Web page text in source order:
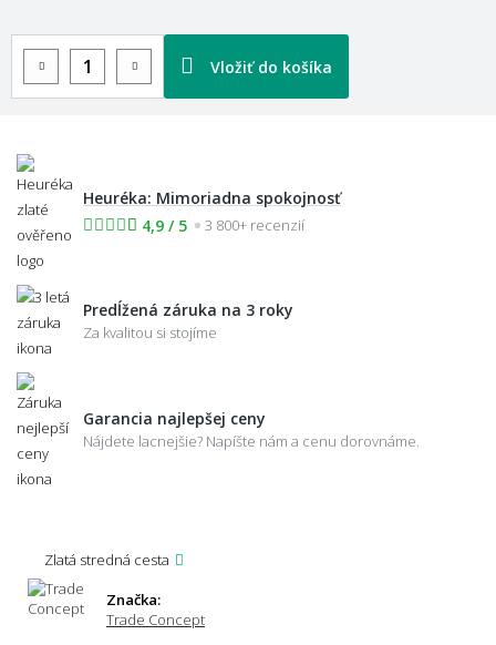
Vložiť do košíka
Heuréka: Mimoriadna spokojnosť
4,9 / 5
3 800+ recenzií
Predĺžená záruka na 3 roky
Za kvalitou si stojíme
Garancia najlepšej ceny
Nájdete lacnejšie? Napíšte nám a cenu dorovnáme.
Zlatá stredná cesta
Značka:
Trade Concept